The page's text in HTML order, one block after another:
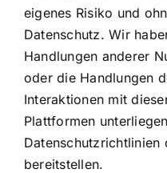
eigenes Risiko und
Datenschutz. Wir
Handlungen anderer
oder die Handlungen
Interaktionen mit
Plattformen
Datenschutzrichtlinien
bereitstellen.